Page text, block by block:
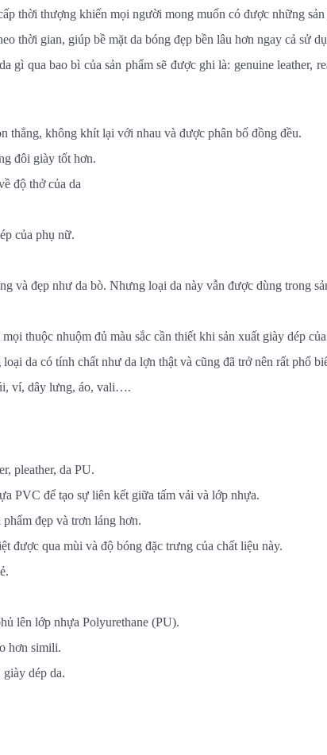
thời thượng khiến mọi người mong muốn có được những
thời gian, giúp bề mặt da bóng đẹp bền lâu hơn ngay cả sử
qua bao bì của sản phẩm sẽ được ghi là: genuine leather,
thẳng, không khít lại với nhau và được phân bố đồng đều.
đôi giày tốt hơn.
độ thở của da
của phụ nữ.
và đẹp như da bò. Nhưng loại da này vẫn được dùng trong
thuộc nhuộm đủ màu sắc cần thiết khi sản xuất giày dép
da có tính chất như da lợn thật và cũng đã trở nên rất phổ
ví, dây lưng, áo, vali….
pleather, da PU.
PVC để tạo sự liên kết giữa tấm vải và lớp nhựa.
đẹp và trơn láng hơn.
được qua mùi và độ bóng đặc trưng của chất liệu này.
lên lớp nhựa Polyurethane (PU).
hơn simili.
dép da.